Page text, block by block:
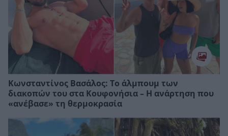
Κωνσταντίνος Βασάλος: Το άλμπουμ των
διακοπών του στα Κουφονήσια – Η ανάρτηση που
«ανέβασε» τη θερμοκρασία